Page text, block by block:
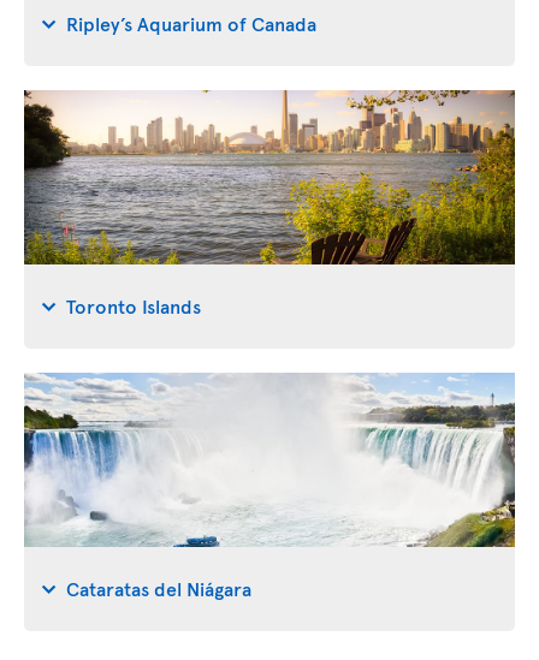
Ripley’s Aquarium of Canada
Toronto Islands
Cataratas del Niágara